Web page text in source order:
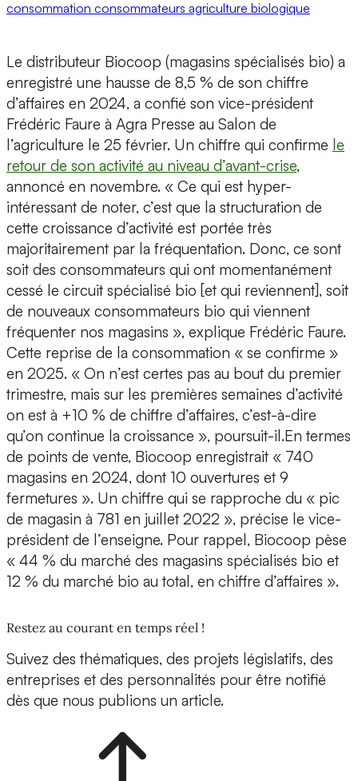
consommation consommateurs agriculture biologique
Le distributeur Biocoop (magasins spécialisés bio) a
enregistré une hausse de 8,5 % de son chiffre
d’affaires en 2024, a confié son vice-président
Frédéric Faure à Agra Presse au Salon de
l’agriculture le 25 février. Un chiffre qui confirme le
retour de son activité au niveau d’avant-crise,
annoncé en novembre. « Ce qui est hyper-
intéressant de noter, c’est que la structuration de
cette croissance d’activité est portée très
majoritairement par la fréquentation. Donc, ce sont
soit des consommateurs qui ont momentanément
cessé le circuit spécialisé bio [et qui reviennent], soit
de nouveaux consommateurs bio qui viennent
fréquenter nos magasins », explique Frédéric Faure.
Cette reprise de la consommation « se confirme »
en 2025. « On n’est certes pas au bout du premier
trimestre, mais sur les premières semaines d’activité
on est à +10 % de chiffre d’affaires, c’est-à-dire
qu’on continue la croissance », poursuit-il.En termes
de points de vente, Biocoop enregistrait « 740
magasins en 2024, dont 10 ouvertures et 9
fermetures ». Un chiffre qui se rapproche du « pic
de magasin à 781 en juillet 2022 », précise le vice-
président de l’enseigne. Pour rappel, Biocoop pèse
« 44 % du marché des magasins spécialisés bio et
12 % du marché bio au total, en chiffre d’affaires ».
Restez au courant en temps réel !
Suivez des thématiques, des projets législatifs, des
entreprises et des personnalités pour être notifié
dès que nous publions un article.